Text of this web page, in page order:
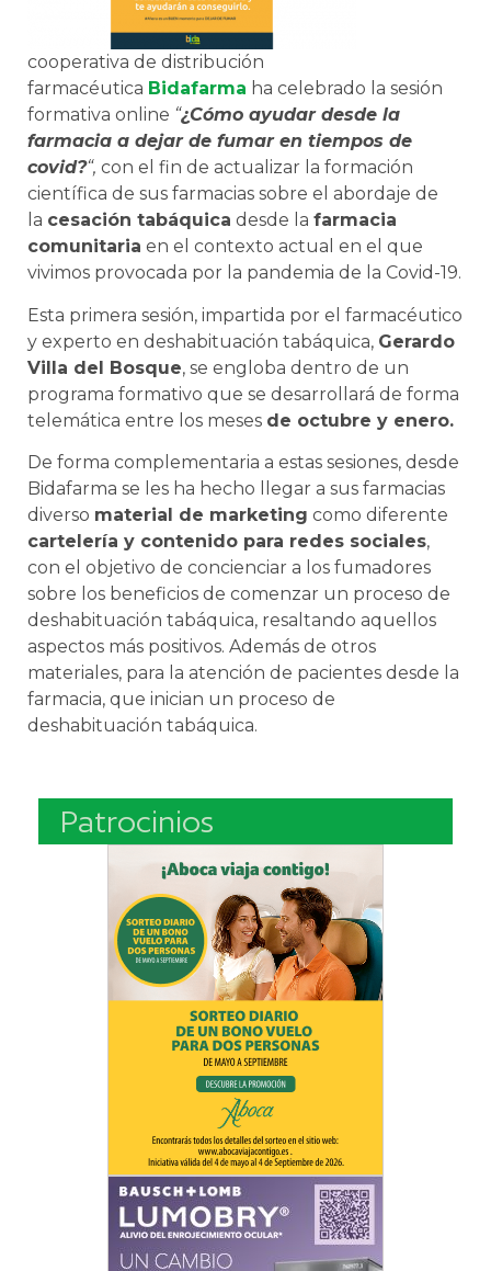
cooperativa de distribución
farmacéutica Bidafarma ha celebrado la sesión
formativa online “¿Cómo ayudar desde la
farmacia a dejar de fumar en tiempos de
covid?“, con el fin de actualizar la formación
científica de sus farmacias sobre el abordaje de
la cesación tabáquica desde la farmacia
comunitaria en el contexto actual en el que
vivimos provocada por la pandemia de la Covid-19.
Esta primera sesión, impartida por el farmacéutico
y experto en deshabituación tabáquica, Gerardo
Villa del Bosque, se engloba dentro de un
programa formativo que se desarrollará de forma
telemática entre los meses de octubre y enero.
De forma complementaria a estas sesiones, desde
Bidafarma se les ha hecho llegar a sus farmacias
diverso material de marketing como diferente
cartelería y contenido para redes sociales,
con el objetivo de concienciar a los fumadores
sobre los beneficios de comenzar un proceso de
deshabituación tabáquica, resaltando aquellos
aspectos más positivos. Además de otros
materiales, para la atención de pacientes desde la
farmacia, que inician un proceso de
deshabituación tabáquica.
Patrocinios